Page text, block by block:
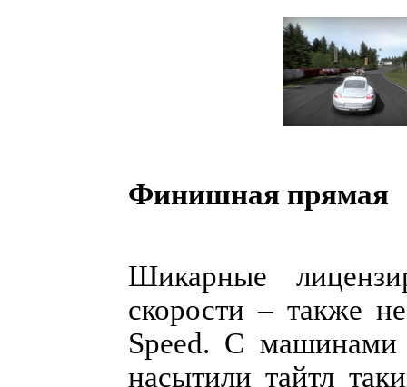
Финишная прямая
Шикарные
скорости – также
Speed. C машинами
насытили тайтл